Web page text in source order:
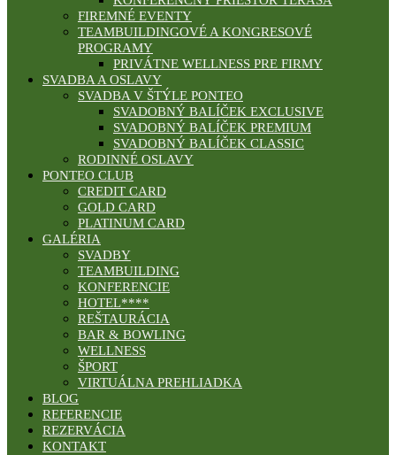
FIREMNÉ EVENTY
TEAMBUILDINGOVÉ A KONGRESOVÉ
PROGRAMY
PRIVÁTNE WELLNESS PRE FIRMY
SVADBA A OSLAVY
SVADBA V ŠTÝLE PONTEO
SVADOBNÝ BALÍČEK EXCLUSIVE
SVADOBNÝ BALÍČEK PREMIUM
SVADOBNÝ BALÍČEK CLASSIC
RODINNÉ OSLAVY
PONTEO CLUB
CREDIT CARD
GOLD CARD
PLATINUM CARD
GALÉRIA
SVADBY
TEAMBUILDING
KONFERENCIE
HOTEL****
REŠTAURÁCIA
BAR & BOWLING
WELLNESS
ŠPORT
VIRTUÁLNA PREHLIADKA
BLOG
REFERENCIE
REZERVÁCIA
KONTAKT